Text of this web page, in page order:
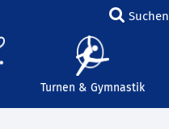
Suchen
Turnen & Gymnastik